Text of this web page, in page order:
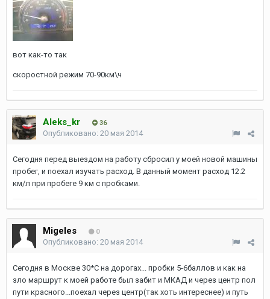
вот как-то так
скоростной режим 70-90км\ч
Aleks_kr 36
Опубликовано: 20 мая 2014
Сегодня перед выездом на работу сбросил у моей новой машины
пробег, и поехал изучать расход. В данный момент расход 12.2
км/л при пробеге 9 км с пробками.
Migeles 0
Опубликовано: 20 мая 2014
Сегодня в Москве 30*С на дорогах... пробки 5-6баллов и как на
зло маршрут к моей работе был забит и МКАД и через центр пол
пути красного...поехал через центр(так хоть интереснее) и путь